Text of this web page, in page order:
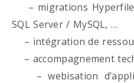
– migrations Hyperfile
SQL Server / MySQL, …
– intégration de
– accompagnement
– webisation